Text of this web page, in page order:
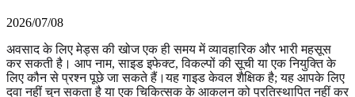
2026/07/08
अवसाद के लिए मेड्स की खोज एक ही समय में व्यावहारिक और भारी महसूस
कर सकती है। आप नाम, साइड इफेक्ट, विकल्पों की सूची या एक नियुक्ति के
लिए कौन से प्रश्न पूछे जा सकते हैं।यह गाइड केवल शैक्षिक है; यह आपके लिए
दवा नहीं चुन सकता है या एक चिकित्सक के आकलन को प्रतिस्थापित नहीं कर